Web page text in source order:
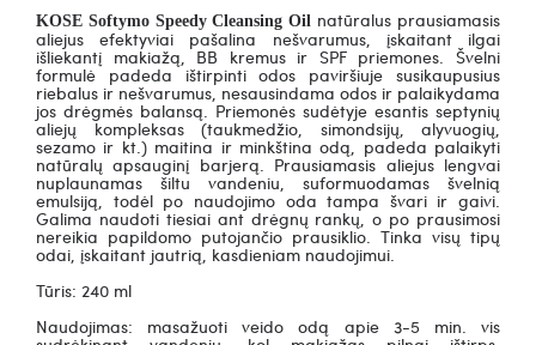
KOSE Softymo Speedy Cleansing Oil natūralus prausiamasis
aliejus efektyviai pašalina nešvarumus, įskaitant ilgai
išliekantį makiažą, BB kremus ir SPF priemones. Švelni
formulė padeda ištirpinti odos paviršiuje susikaupusius
riebalus ir nešvarumus, nesausindama odos ir palaikydama
jos drėgmės balansą. Priemonės sudėtyje esantis septynių
aliejų kompleksas(taukmedžio, simondsijų, alyvuogių,
sezamo ir kt.) maitina ir minkština odą, padeda palaikyti
natūralų apsauginį barjerą. Prausiamasis aliejus lengvai
nuplaunamas šiltu vandeniu, suformuodamas švelnią
emulsiją, todėl po naudojimo oda tampa švari ir gaivi.
Galima naudoti tiesiai ant drėgnų rankų, o po prausimosi
nereikia papildomo putojančio prausiklio. Tinka visų tipų
odai, įskaitant jautrią, kasdieniam naudojimui.
Tūris: 240 ml
Naudojimas: masažuoti veido odą apie 3-5 min. vis